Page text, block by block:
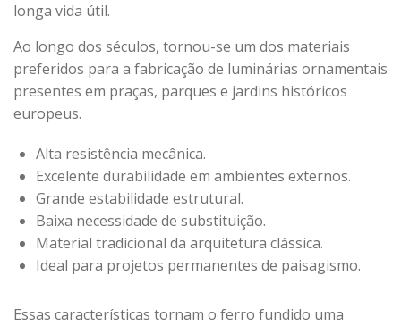
longa vida útil.
Ao longo dos séculos, tornou-se um dos materiais
preferidos para a fabricação de luminárias ornamentais
presentes em praças, parques e jardins históricos
europeus.
Alta resistência mecânica.
Excelente durabilidade em ambientes externos.
Grande estabilidade estrutural.
Baixa necessidade de substituição.
Material tradicional da arquitetura clássica.
Ideal para projetos permanentes de paisagismo.
Essas características tornam o ferro fundido uma